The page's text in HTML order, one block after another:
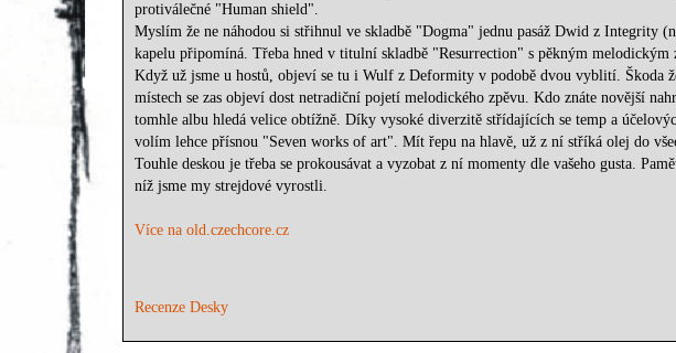
protiválečné "Human shield".
Myslím že ne náhodou si střihnul ve skladbě "Dogma" jednu pasáž Dwid z Integrity
kapelu připomíná. Třeba hned v titulní skladbě "Resurrection" s pěkným melodickým
Když už jsme u hostů, objeví se tu i Wulf z Deformity v podobě dvou vyblití. Škoda
místech se zas objeví dost netradiční pojetí melodického zpěvu. Kdo znáte novější
tomhle albu hledá velice obtížně. Díky vysoké diverzitě střídajících se temp a
volím lehce přísnou "Seven works of art". Mít řepu na hlavě, už z ní stříká olej do
Touhle deskou je třeba se prokousávat a vyzobat z ní momenty dle vašeho gusta.
níž jsme my strejdové vyrostli.
Více na old.czechcore.cz
Recenze Desky